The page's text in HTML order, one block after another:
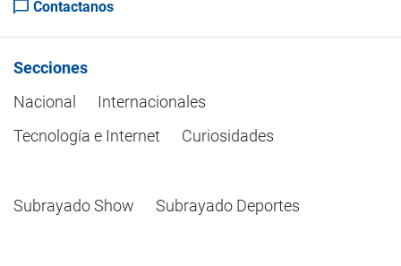
Contactanos
Secciones
Nacional
Internacionales
Tecnología e Internet
Curiosidades
Subrayado Show Subrayado Deportes